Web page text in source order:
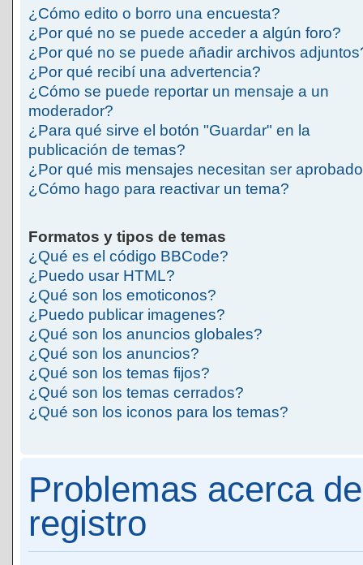
¿Cómo edito o borro una encuesta?
¿Por qué no se puede acceder a algún foro?
¿Por qué no se puede añadir archivos
¿Por qué recibí una advertencia?
¿Cómo se puede reportar un mensaje a un
moderador?
¿Para qué sirve el botón "Guardar" en la
publicación de temas?
¿Por qué mis mensajes necesitan ser
¿Cómo hago para reactivar un tema?
Formatos y tipos de temas
¿Qué es el código BBCode?
¿Puedo usar HTML?
¿Qué son los emoticonos?
¿Puedo publicar imagenes?
¿Qué son los anuncios globales?
¿Qué son los anuncios?
¿Qué son los temas fijos?
¿Qué son los temas cerrados?
¿Qué son los iconos para los temas?
Problemas acerca
registro